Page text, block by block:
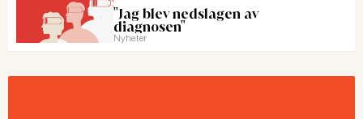
"Jag blev nedslagen av
diagnosen"
Nyheter